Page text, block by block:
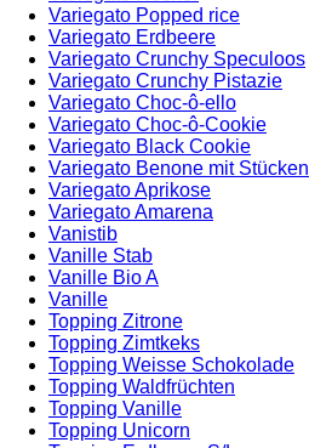
Variegato Popped rice
Variegato Erdbeere
Variegato Crunchy Speculoos
Variegato Crunchy Pistazie
Variegato Choc-ô-ello
Variegato Choc-ô-Cookie
Variegato Black Cookie
Variegato Benone mit Stücken
Variegato Aprikose
Variegato Amarena
Vanistib
Vanille Stab
Vanille Bio A
Vanille
Topping Zitrone
Topping Zimtkeks
Topping Weisse Schokolade
Topping Waldfrüchten
Topping Vanille
Topping Unicorn